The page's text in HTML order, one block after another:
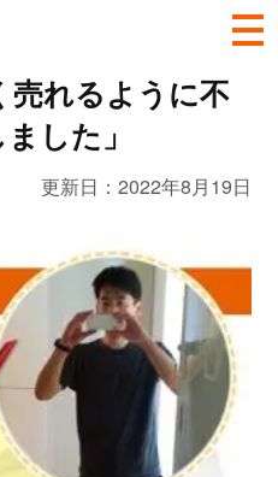
売れるように不
した」
更新日：2022年8月19日